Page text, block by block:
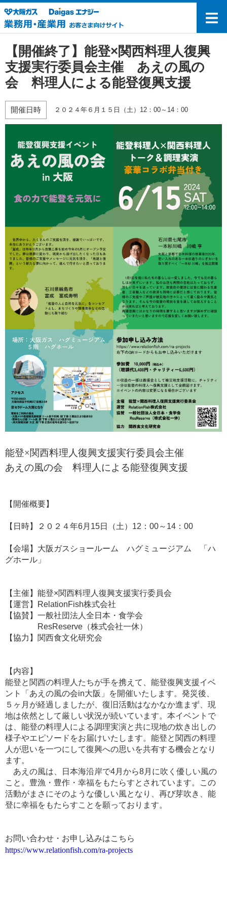
【開催終了】能登×関西料理人復興
支援実行委員会主催 あえの風の
会 料理人による能登復興支援
開催日時 ２０２４年６月１５日（土）12：00～14：00
能登×関西料理人復興支援実行委員会主催
あえの風の会 料理人による能登復興支援
【開催概要】
【日時】２０２４年6月15日（土）12：00～14：00
【会場】大阪ガスショールーム ハグミュージアム 「ハ
グホール」
【主催】能登×関西料理人復興支援実行委員会
【運営】RelationFish株式会社
【協賛】一般社団法人全日本・食学会
ResReserve（株式会社一休）
【協力】関西食文化研究会
【内容】
能登と関西の料理人たちが手を携えて、能登復興支援イベ
ント「あえの風の会in大阪」を開催いたします。発災後、
５ヶ月が経過しましたが、復旧活動はなかなか進まず、現
地は依然として厳しい状況が続いています。本イベントで
は、能登の料理人による調理実演と共に現地の炊き出しの
様子やエピソードをお届けいたします。能登と関西の料理
人が思いを一つにして復興への思いを共有する機会となり
ます。
あえの風は、日本海沿岸で4月から8月に吹く優しい風の
こと。豊漁・豊作・幸福をもたらすとされています。この
活動がまさにそのような優しい風となり、再び芽吹き、能
登に幸福をもたらすことを願っております。
お問い合わせ・お申し込みはこちら
https://www.relationfish.com/ra-projects